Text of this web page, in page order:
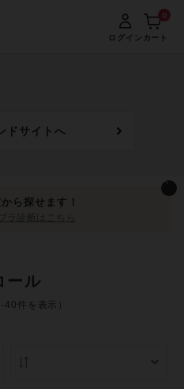
ログイン カート
0
ドサイトへ
ら探せます！
ール
40件を表示）